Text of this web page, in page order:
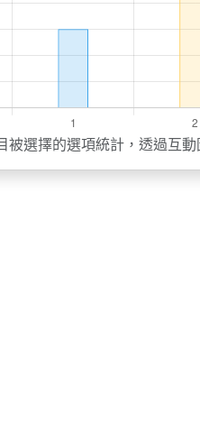
被選擇的選項統計，透過互